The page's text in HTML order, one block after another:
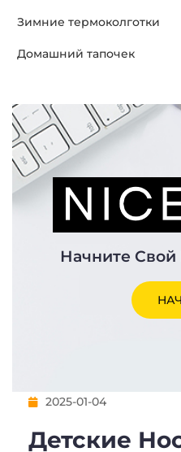
Зимние термоколготки
Домашний тапочек
Начните
2025-01-04
Детские